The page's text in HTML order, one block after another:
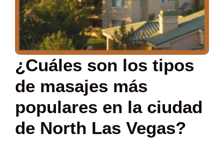
¿Cuáles son los tipos
de masajes más
populares en la ciudad
de North Las Vegas?